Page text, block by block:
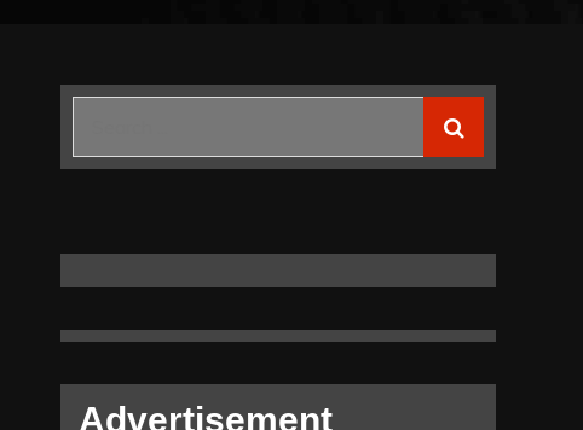
Advertisement